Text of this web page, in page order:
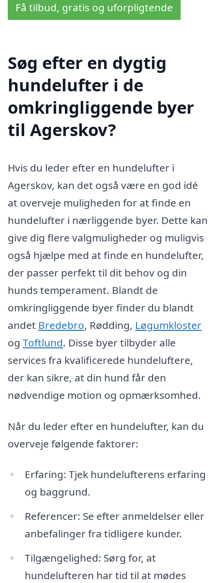
Få tilbud, gratis og uforpligtende
Søg efter en dygtig
hundelufter i de
omkringliggende byer
til Agerskov?
Hvis du leder efter en hundelufter i
Agerskov, kan det også være en god idé
at overveje muligheden for at finde en
hundelufter i nærliggende byer. Dette kan
give dig flere valgmuligheder og muligvis
også hjælpe med at finde en hundelufter,
der passer perfekt til dit behov og din
hunds temperament. Blandt de
omkringliggende byer finder du blandt
andet Bredebro, Rødding, Løgumkloster
og Toftlund. Disse byer tilbyder alle
services fra kvalificerede hundeluftere,
der kan sikre, at din hund får den
nødvendige motion og opmærksomhed.
Når du leder efter en hundelufter, kan du
overveje følgende faktorer:
Erfaring: Tjek hundelufterens erfaring
og baggrund.
Referencer: Se efter anmeldelser eller
anbefalinger fra tidligere kunder.
Tilgængelighed: Sørg for, at
hundelufteren har tid til at mødes